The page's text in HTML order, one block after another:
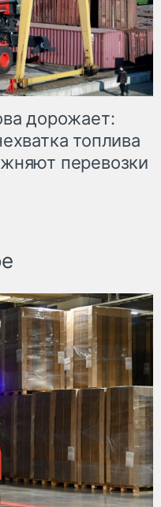
дорожает:
топлива
перевозки